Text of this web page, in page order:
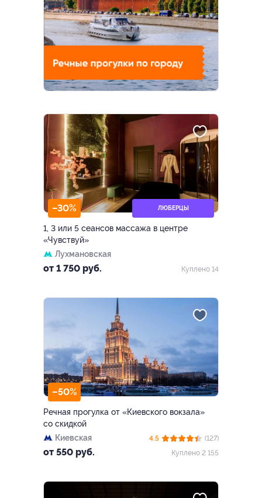
–30% ЛЮБЕРЦЫ
1, 3 или 5 сеансов массажа в центре
«Чувствуй»
Лухмановская
от 1 750 руб. Куплено 14
–50%
Речная прогулка от «Киевского вокзала»
со скидкой
Киевская
от 550 руб.
4.5
(127)
Куплено 2 155